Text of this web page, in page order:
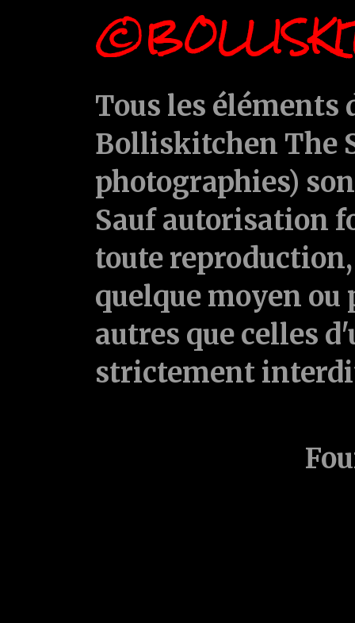
Tous les
Bolliskitchen The
photographies)
Sauf autorisation
toute
quelque moyen ou
autres que celles
strictement